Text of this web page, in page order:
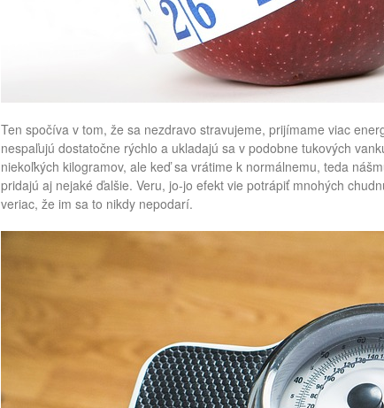
Ten spočíva v tom, že sa nezdravo stravujeme, prijímame viac
nespaľujú dostatočne rýchlo a ukladajú sa v podobne tukových
niekoľkých kilogramov, ale keď sa vrátime k normálnemu, teda
pridajú aj nejaké ďalšie. Veru, jo-jo efekt vie potrápiť mnohých
veriac, že im sa to nikdy nepodarí.